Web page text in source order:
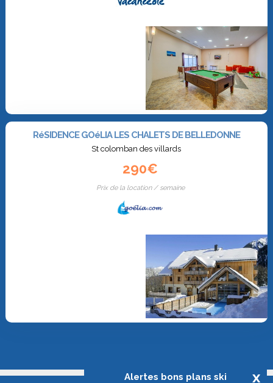
Alertes bons plans ski x
RéSIDENCE GOéLIA LES CHALETS DE BELLEDONNE
St colomban des villards
290€
Prix de la location / semaine